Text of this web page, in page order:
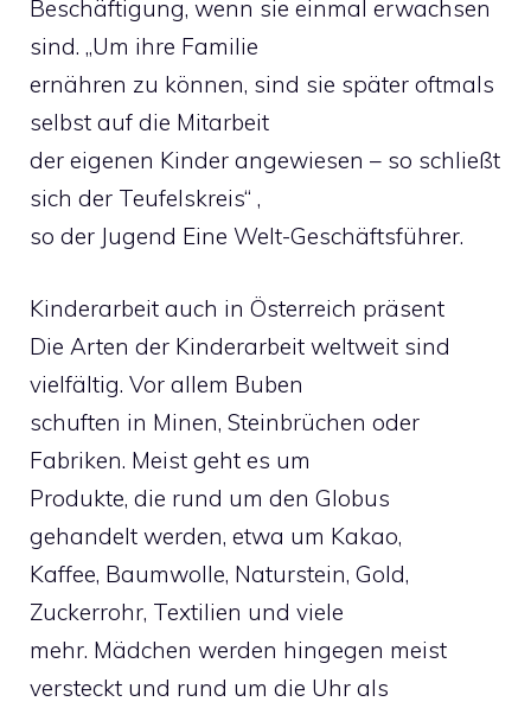
Beschäftigung, wenn sie einmal erwachsen
sind. „Um ihre Familie
ernähren zu können, sind sie später oftmals
selbst auf die Mitarbeit
der eigenen Kinder angewiesen – so schließt
sich der Teufelskreis“ ,
so der Jugend Eine Welt-Geschäftsführer.
Kinderarbeit auch in Österreich präsent
Die Arten der Kinderarbeit weltweit sind
vielfältig. Vor allem Buben
schuften in Minen, Steinbrüchen oder
Fabriken. Meist geht es um
Produkte, die rund um den Globus
gehandelt werden, etwa um Kakao,
Kaffee, Baumwolle, Naturstein, Gold,
Zuckerrohr, Textilien und viele
mehr. Mädchen werden hingegen meist
versteckt und rund um die Uhr als